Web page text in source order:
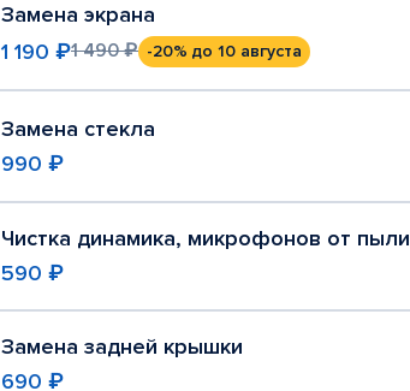
Замена экрана
1 190 ₽1 490 ₽ -20% до 10 августа
Замена стекла
990 ₽
Чистка динамика, микрофонов от пыли
590 ₽
Замена задней крышки
690 ₽